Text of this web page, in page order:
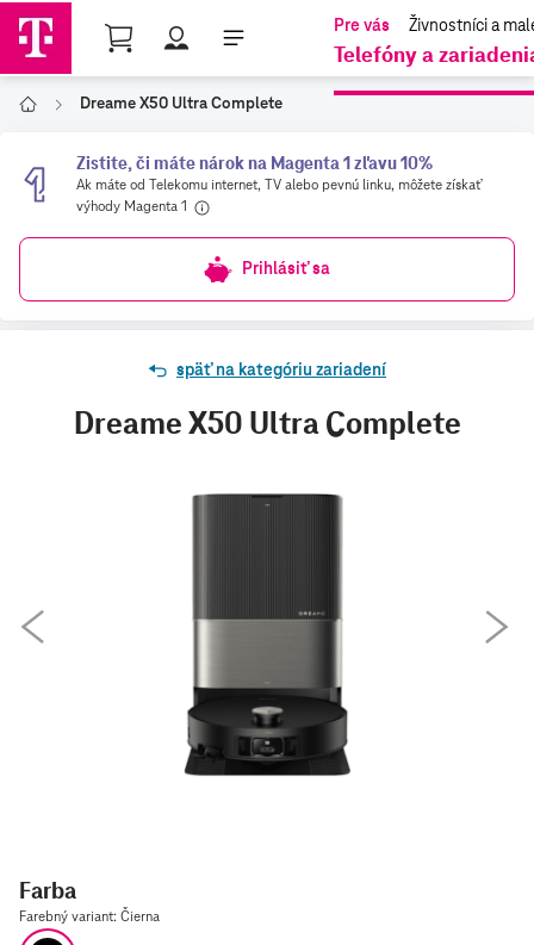
Shopping Cart
Telefóny a
Domov Dreame X50 Ultra Complete
Zistite, či máte nárok na Magenta 1 zľavu 10%
Ak máte od Telekomu internet, TV alebo pevnú linku, môžete získať
výhody Magenta 1
Prihlásiť sa
späť na kategóriu zariadení
Dreame X50 Ultra Complete
Farba
Farebný variant: Čierna